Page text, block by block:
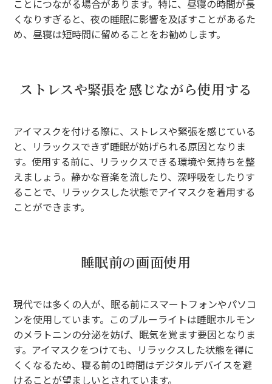
ことにつながる場合があります。特に、昼寝の時間が長
くなりすぎると、夜の睡眠に影響を及ぼすことがあるた
め、昼寝は短時間に留めることをお勧めします。
ストレスや緊張を感じながら使用する
アイマスクを付ける際に、ストレスや緊張を感じている
と、リラックスできず睡眠が妨げられる原因となりま
す。使用する前に、リラックスできる環境や気持ちを整
えましょう。静かな音楽を流したり、深呼吸をしたりす
ることで、リラックスした状態でアイマスクを着用する
ことができます。
睡眠前の画面使用
現代では多くの人が、眠る前にスマートフォンやパソコ
ンを使用しています。このブルーライトは睡眠ホルモン
のメラトニンの分泌を妨げ、眠気を覚ます要因となりま
す。アイマスクをつけても、リラックスした状態を得に
くくなるため、寝る前の1時間はデジタルデバイスを避
けることが望ましいとされています。